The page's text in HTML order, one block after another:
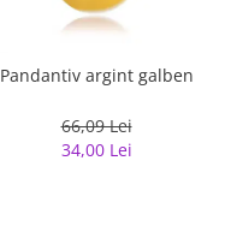
Pandantiv argint galben
66,09 Lei
34,00 Lei